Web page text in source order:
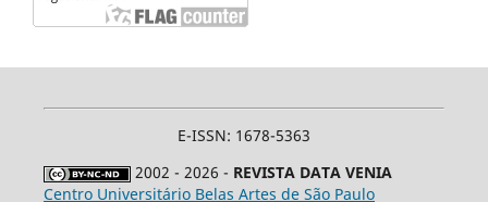
E-ISSN: 1678-5363
2002 - 2026 - REVISTA DATA VENIA
Centro Universitário Belas Artes de São Paulo